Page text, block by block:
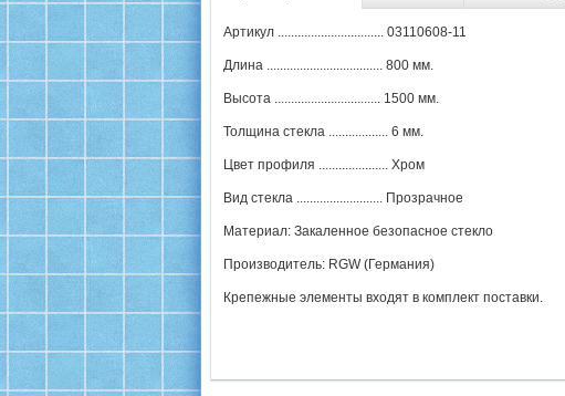
Артикул ................................ 03110608-11
Длина ................................... 800 мм.
Высота ................................ 1500 мм.
Толщина стекла .................. 6 мм.
Цвет профиля ..................... Хром
Вид стекла .......................... Прозрачное
Материал: Закаленное безопасное стекло
Производитель: RGW (Германия)
Крепежные элементы входят в комплект поставки.